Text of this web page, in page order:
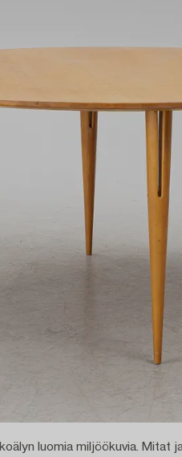
luomia miljöökuvia. Mitat